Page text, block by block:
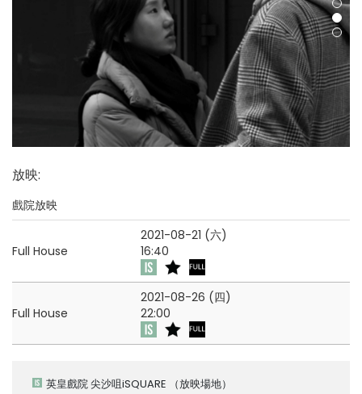
放映:
戲院放映
Full House
2021-08-21 (六)
16:40
Full House
2021-08-26 (四)
22:00
英皇戲院 尖沙咀iSQUARE （放映場地）